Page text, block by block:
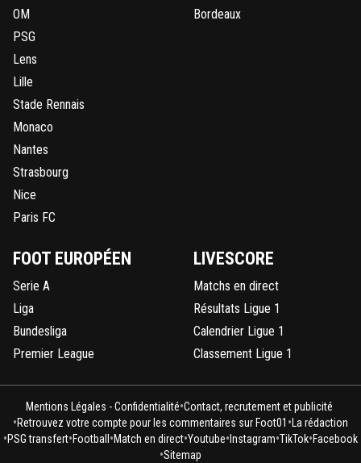
OM
PSG
Lens
Lille
Stade Rennais
Monaco
Nantes
Strasbourg
Nice
Paris FC
Bordeaux
FOOT EUROPÉEN
Serie A
Liga
Bundesliga
Premier League
LIVESCORE
Matchs en direct
Résultats Ligue 1
Calendrier Ligue 1
Classement Ligue 1
Mentions Légales - Confidentialité•Contact, recrutement et publicité
•Retrouvez votre compte pour les commentaires sur Foot01 •La rédaction
•PSG transfert•Football•Match en direct•Youtube•Instagram•TikTok•Facebook
•Sitemap